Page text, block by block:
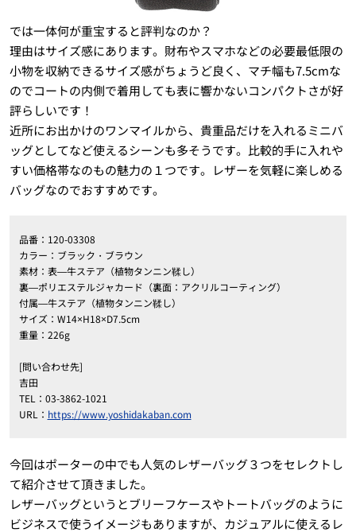
では一体何が重宝すると評判なのか？
理由はサイズ感にあります。財布やスマホなどの必要最低限の
小物を収納できるサイズ感がちょうど良く、マチ幅も7.5cmな
のでコートの内側で着用しても表に響かないコンパクトさが好
評らしいです！
近所にお出かけのワンマイルから、貴重品だけを入れるミニバ
ッグとしてなど使えるシーンも多そうです。比較的手に入れや
すい価格帯なのもの魅力の１つです。レザーを気軽に楽しめる
バッグなのでおすすめです。
品番：120-03308
カラー：ブラック・ブラウン
素材：表―牛ステア（植物タンニン鞣し）
裏―ポリエステルジャカード（裏面：アクリルコーティング）
付属―牛ステア（植物タンニン鞣し）
サイズ：W14×H18×D7.5cm
重量：226g
[問い合わせ先]
吉田
TEL：03-3862-1021
URL： https://www.yoshidakaban.com
今回はポーターの中でも人気のレザーバッグ３つをセレクトし
て紹介させて頂きました。
レザーバッグというとブリーフケースやトートバッグのように
ビジネスで使うイメージもありますが、カジュアルに使えるレ